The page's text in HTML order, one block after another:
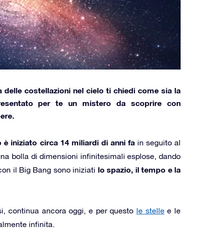
delle costellazioni nel cielo ti chiedi come sia la
per te un mistero da scoprire con
è iniziato circa 14 miliardi di anni fain seguito al
bolla di dimensioni infinitesimali esplose, dando
il Big Bang sono iniziati lo spazio, il tempo e la
continua ancora oggi, e per questo le stellee le
infinita.